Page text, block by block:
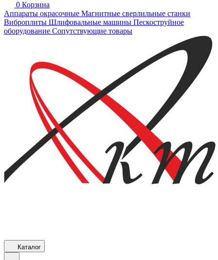
0 Корзина
Аппараты окрасочные Магнитные сверлильные станки
Виброплиты Шлифовальные машины Пескоструйное
оборудование Сопутствующие товары
Каталог